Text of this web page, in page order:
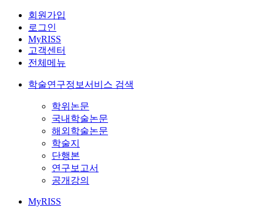
회원가입
로그인
MyRISS
고객센터
전체메뉴
학술연구정보서비스 검색
학위논문
국내학술논문
해외학술논문
학술지
단행본
연구보고서
공개강의
MyRISS